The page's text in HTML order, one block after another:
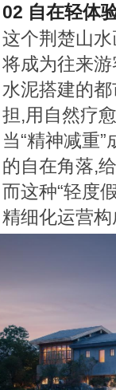
02 自在轻体
这个荆楚山
将成为往来
水泥搭建的
担,用自然疗
当“精神减重
的自在角落,
而这种“轻度
精细化运营构